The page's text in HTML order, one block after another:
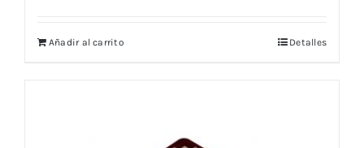
Añadir al carrito Detalles